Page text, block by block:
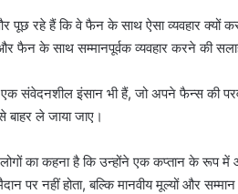
और पूछ रहे हैं कि वे फैन के साथ ऐसा व्यवहार
फैन के साथ सम्मानपूर्वक व्यवहार करने की
एक संवेदनशील इंसान भी हैं, जो अपने फैन्स की
ले जाया जाए।
लोगों का कहना है कि उन्होंने एक कप्तान के
पर नहीं होता, बल्कि मानवीय मूल्यों और